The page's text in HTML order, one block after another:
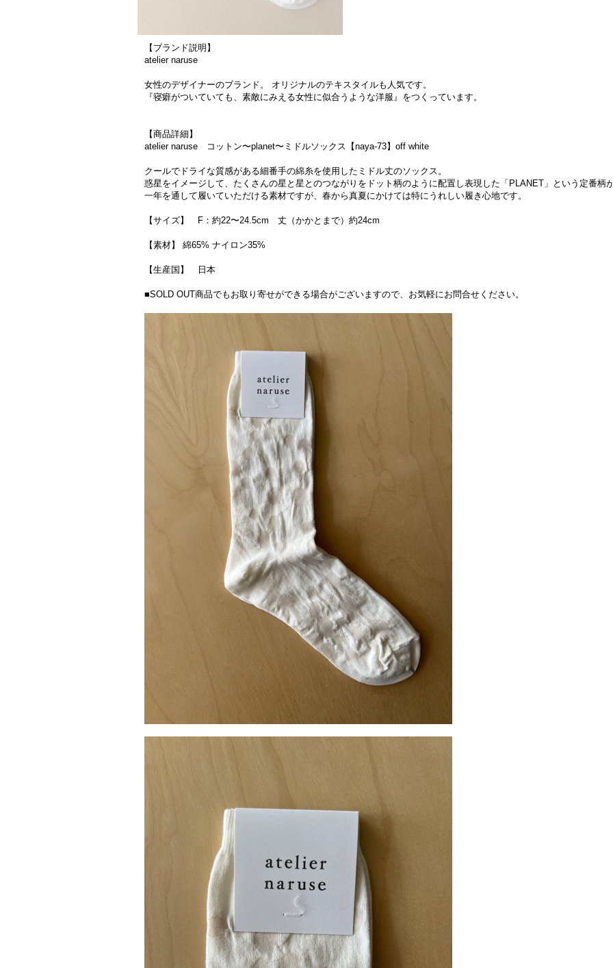
【ブランド説明】
atelier naruse
女性のデザイナーのブランド。 オリジナルのテキスタイルも人気です。
『寝癖がついていても、素敵にみえる女性に似合うような洋服』をつくっています。
【商品詳細】
atelier naruse コットン〜planet〜ミドルソックス【naya-73】off white
クールでドライな質感がある細番手の綿糸を使用したミドル丈のソックス。
惑星をイメージして、たくさんの星と星とのつながりをドット柄のように配置し表現した「PLANET」という定番柄
一年を通して履いていただける素材ですが、春から真夏にかけては特にうれしい履き心地です。
【サイズ】 F：約22〜24.5cm 丈（かかとまで）約24cm
【素材】 綿65% ナイロン35%
【生産国】 日本
■SOLD OUT商品でもお取り寄せができる場合がございますので、お気軽にお問合せください。